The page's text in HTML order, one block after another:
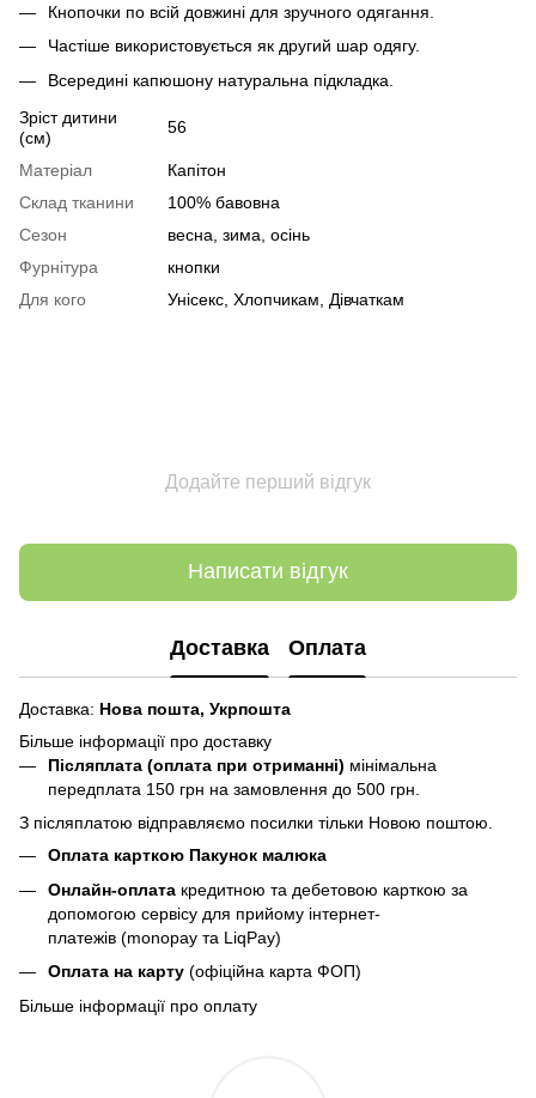
Кнопочки по всій довжині для зручного одягання.
Частіше використовується як другий шар одягу.
Всередині капюшону натуральна підкладка.
Зріст дитини
(см)
56
Матеріал
Капітон
Склад тканини
100% бавовна
Сезон
весна, зима, осінь
Фурнітура
кнопки
Для кого
Унісекс, Хлопчикам, Дівчаткам
Додайте перший відгук
Написати відгук
Доставка Оплата
Доставка: Нова пошта, Укрпошта
Більше інформації про доставку
Післяплата (оплата при отриманні) мінімальна
передплата 150 грн на замовлення до 500 грн.
З післяплатою відправляємо посилки тільки Новою поштою.
Оплата карткою Пакунок малюка
Онлайн-оплата кредитною та дебетовою карткою за
допомогою сервісу для прийому інтернет-
платежів (monopay та LiqPay)
Оплата на карту (офіційна карта ФОП)
Більше інформації про оплату